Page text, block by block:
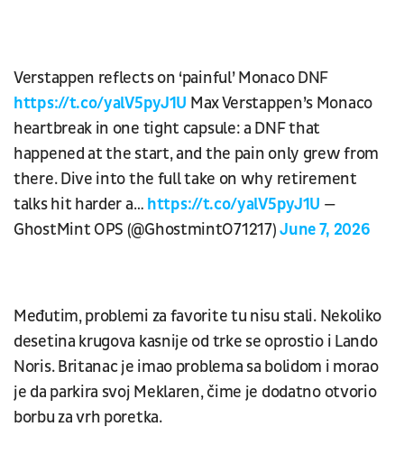
Verstappen reflects on ‘painful’ Monaco DNF
https://t.co/yalV5pyJ1U Max Verstappen’s Monaco
heartbreak in one tight capsule: a DNF that
happened at the start, and the pain only grew from
there. Dive into the full take on why retirement
talks hit harder a… https://t.co/yalV5pyJ1U —
GhostMint OPS (@GhostmintO71217)June 7, 2026
Međutim, problemi za favorite tu nisu stali. Nekoliko
desetina krugova kasnije od trke se oprostio i Lando
Noris. Britanac je imao problema sa bolidom i morao
je da parkira svoj Meklaren, čime je dodatno otvorio
borbu za vrh poretka.